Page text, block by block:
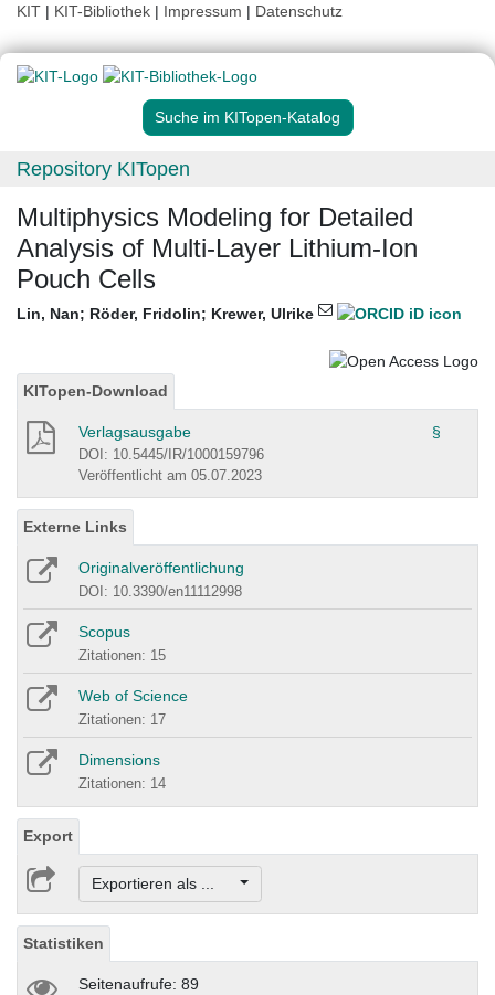
KIT | KIT-Bibliothek | Impressum | Datenschutz
Suche im KITopen-Katalog
Repository KITopen
Multiphysics Modeling for Detailed
Analysis of Multi-Layer Lithium-Ion
Pouch Cells
Lin, Nan; Röder, Fridolin; Krewer, Ulrike
KITopen-Download
Verlagsausgabe §
DOI: 10.5445/IR/1000159796
Veröffentlicht am 05.07.2023
Externe Links
Originalveröffentlichung
DOI: 10.3390/en11112998
Scopus
Zitationen: 15
Web of Science
Zitationen: 17
Dimensions
Zitationen: 14
Export
Exportieren als ...
Statistiken
Seitenaufrufe: 89